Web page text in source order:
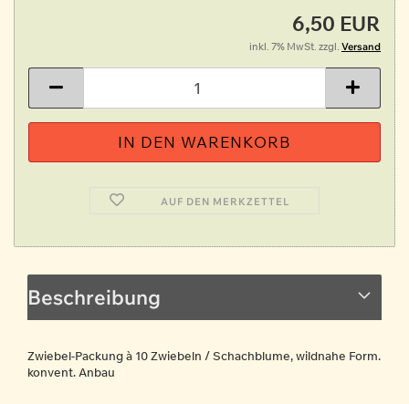
6,50 EUR
inkl. 7% MwSt. zzgl. Versand
AUF DEN MERKZETTEL
Beschreibung
Zwiebel-Packung à 10 Zwiebeln / Schachblume, wildnahe Form.
konvent. Anbau